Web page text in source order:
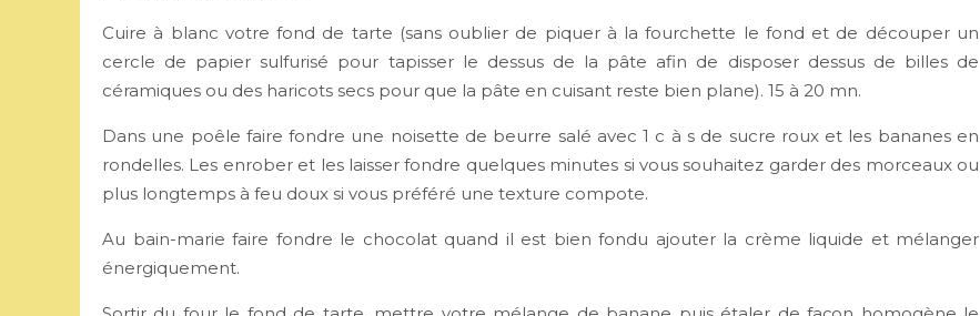
Cuire à blanc votre fond de tarte (sans oublier de piquer à la fourchette le fond et de découper un
cercle de papier sulfurisé pour tapisser le dessus de la pâte afin de disposer dessus de billes de
céramiques ou des haricots secs pour que la pâte en cuisant reste bien plane). 15 à 20 mn.
Dans une poêle faire fondre une noisette de beurre salé avec 1 c à s de sucre roux et les bananes en
rondelles. Les enrober et les laisser fondre quelques minutes si vous souhaitez garder des morceaux ou
plus longtemps à feu doux si vous préféré une texture compote.
Au bain-marie faire fondre le chocolat quand il est bien fondu ajouter la crème liquide et mélanger
énergiquement.